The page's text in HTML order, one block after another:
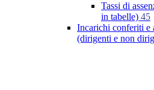
Tassi di
in tabelle) 45
Incarichi conferiti e
(dirigenti e non